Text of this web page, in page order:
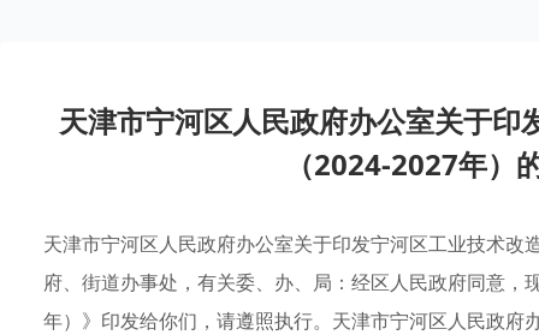
天津市宁河区人民政府办公室关于
（2024-2027年）
天津市宁河区人民政府办公室关于印发宁河区工业技术
府、街道办事处，有关委、办、局：经区人民政府同意
年）》印发给你们，请遵照执行。天津市宁河区人民政